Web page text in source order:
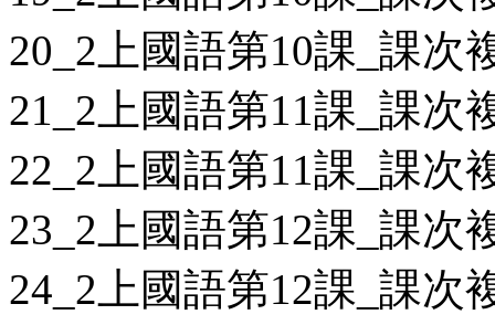
20_2上國語第10課_課次
21_2上國語第11課_課次
22_2上國語第11課_課次
23_2上國語第12課_課次
24_2上國語第12課_課次